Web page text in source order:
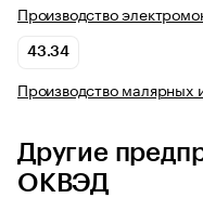
Производство
43.34
Производство малярных
Другие
ОКВЭД